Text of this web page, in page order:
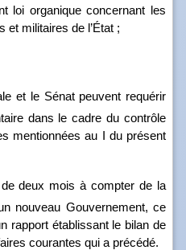
loi organique concernant les
et militaires de l’État ;
et le Sénat peuvent requérir
dans le cadre du contrôle
mentionnées au I du présent
deux mois à compter de la
nouveau Gouvernement, ce
rapport établissant le bilan de
courantes qui a précédé.